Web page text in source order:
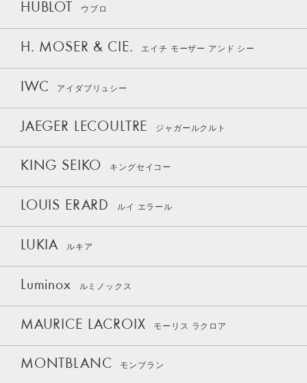
HUBLOT ウブロ
H. MOSER & CIE. エイチ モーザー アンド シー
IWC アイダブリュシー
JAEGER LECOULTRE ジャガールクルト
KING SEIKO キングセイコー
LOUIS ERARD ルイ エラール
LUKIA ルキア
Luminox ルミノックス
MAURICE LACROIX モーリス ラクロア
MONTBLANC モンブラン